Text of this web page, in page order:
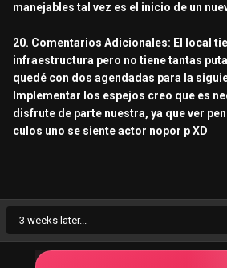
manejables tal vez es el inicio de un
20. Comentarios Adicionales: El local
infraestructura pero no tiene tantas
quedé con dos agendadas para la
Implementar los espejos creo que es
disfrute de parte nuestra, ya que ver
culos uno se siente actor nopor p XD
3 weeks later...